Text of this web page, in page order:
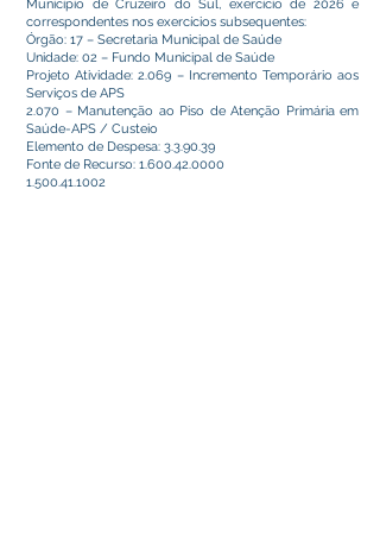
Município de Cruzeiro do Sul, exercício de 2026 e
correspondentes nos exercícios subsequentes:
Órgão: 17 – Secretaria Municipal de Saúde
Unidade: 02 – Fundo Municipal de Saúde
Projeto Atividade: 2.069 – Incremento Temporário aos
Serviços de APS
2.070 – Manutenção ao Piso de Atenção Primária em
Saúde-APS / Custeio
Elemento de Despesa: 3.3.90.39
Fonte de Recurso: 1.600.42.0000
1.500.41.1002